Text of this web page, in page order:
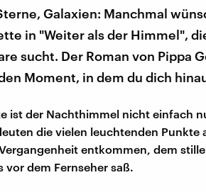
Galaxien: Manchmal
in "Weiter als der Himmel",
sucht. Der Roman von Pippa
Moment, in dem du dich
ist der Nachthimmel nicht einfach
die vielen leuchtenden
entkommen, dem
vor dem Fernseher saß.